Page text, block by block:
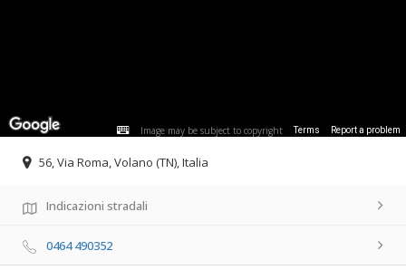
Image may be subject to copyright Terms Report a problem
56, Via Roma, Volano (TN), Italia
Indicazioni stradali
0464 490352